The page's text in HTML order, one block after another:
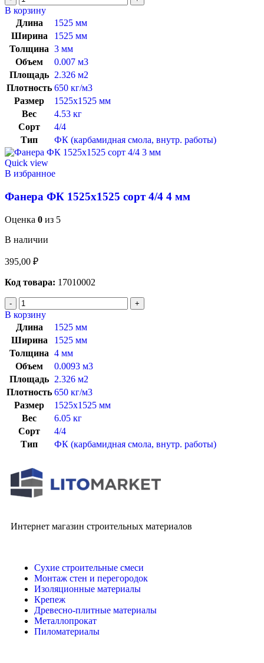
В корзину
Длина
1525 мм
Ширина
1525 мм
Толщина 3 мм
Объем
0.007 м3
Площадь 2.326 м2
Плотность 650 кг/м3
Размер
1525х1525 мм
Вес
4.53 кг
Сорт
4/4
Тип
ФК (карбамидная смола, внутр. работы)
Quick view
В избранное
Фанера ФК 1525х1525 сорт 4/4 4 мм
Оценка 0 из 5
В наличии
395,00 ₽
Код товара: 17010002
В корзину
Длина
1525 мм
Ширина
1525 мм
Толщина 4 мм
Объем
0.0093 м3
Площадь 2.326 м2
Плотность 650 кг/м3
Размер
1525х1525 мм
Вес
6.05 кг
Сорт
4/4
Тип
ФК (карбамидная смола, внутр. работы)
Интернет магазин строительных материалов
Сухие строительные смеси
Монтаж стен и перегородок
Изоляционные материалы
Крепеж
Древесно-плитные материалы
Металлопрокат
Пиломатериалы